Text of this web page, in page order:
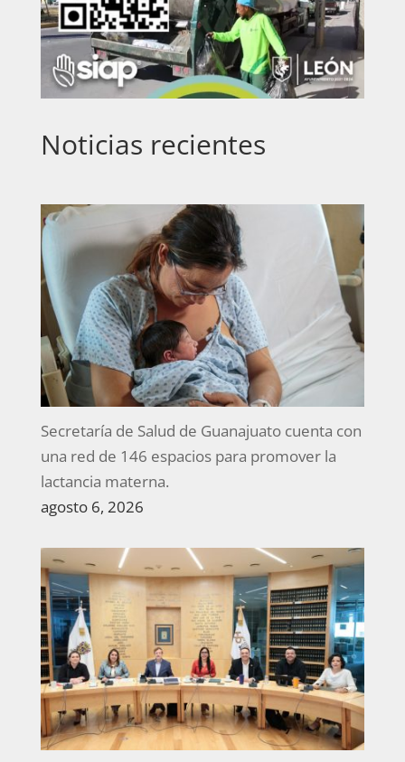
Noticias recientes
Secretaría de Salud de Guanajuato cuenta con
una red de 146 espacios para promover la
lactancia materna.
agosto 6, 2026